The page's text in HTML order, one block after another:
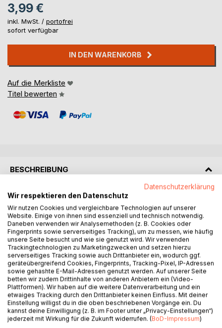
3,99 €
inkl. MwSt. / portofrei
sofort verfügbar
IN DEN WARENKORB
Auf die Merkliste
Titel bewerten
BESCHREIBUNG
Donnerstagabend, 19:15 Uhr:
"Such Dir einen Platz im Raum und schreib eine Geschichte
aus dieser Perspektive. Du hast zwanzig Minuten Zeit."
So oder ähnlich begann jede Einheit des Kurses "Kreatives
Schreiben". Und forderte die Phantasie der Teilnehmer
immer wieder aufs Neue: eine Geschichte voller
Geräusche schreiben, eine unbekannte Person beobachten
und eine Szene aus ihrem Leben erfinden, den Raum
zwischen einem vorgegebenen ersten und letzten Satz
füllen, ...
Und obwohl jeder dieser Texte für sich oft noch
fragmentarisch blieb, formte das Nebeneinander der
vielfältigen Ideen ein überraschend stimmungs- und
Datenschutzerklärung
Wir respektieren den Datenschutz
Wir nutzen Cookies und vergleichbare Technologien auf unserer
Website. Einige von ihnen sind essenziell und technisch notwendig.
Daneben verwenden wir Analysemethoden (z. B. Cookies oder
Fingerprints sowie serverseitiges Tracking), um zu messen, wie häufig
unsere Seite besucht und wie sie genutzt wird. Wir verwenden
Trackingtechnologien zu Marketingzwecken und setzen hierzu
serverseitiges Tracking sowie auch Drittanbieter ein, wodurch ggf.
geräteübergreifend Cookies, Fingerprints, Tracking-Pixel, IP-Adressen
sowie gehashte E-Mail-Adressen genutzt werden. Auf unserer Seite
betten wir zudem Drittinhalte von anderen Anbietern ein (Video-
Plattformen). Wir haben auf die weitere Datenverarbeitung und ein
etwaiges Tracking durch den Drittanbieter keinen Einfluss. Mit deiner
Einstellung willigst du in die oben beschriebenen Vorgänge ein. Du
kannst deine Einwilligung (z. B. im Footer unter „Privacy-Einstellungen“)
jederzeit mit Wirkung für die Zukunft widerrufen. (BoD-Impressum)